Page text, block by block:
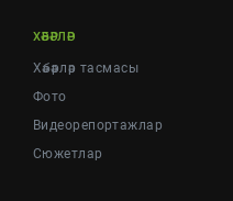
ХӘБӘРЛӘР
Хәбәрләр тасмасы
Фото
Видеорепортажлар
Cюжетлар